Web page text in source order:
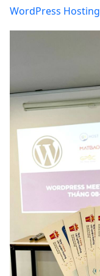
WordPress Hosting